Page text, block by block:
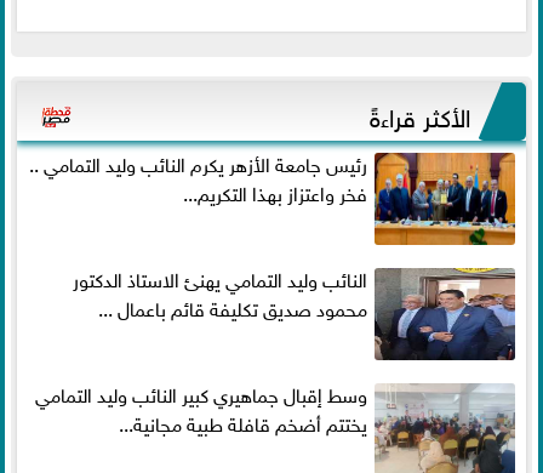
الأكثر قراءةً
رئيس جامعة الأزهر يكرم النائب وليد التمامي ..
فخر واعتزاز بهذا التكريم...
النائب وليد التمامي يهنئ الاستاذ الدكتور
محمود صديق تكليفة قائم باعمال ...
وسط إقبال جماهيري كبير النائب وليد التمامي
يختتم أضخم قافلة طبية مجانية...